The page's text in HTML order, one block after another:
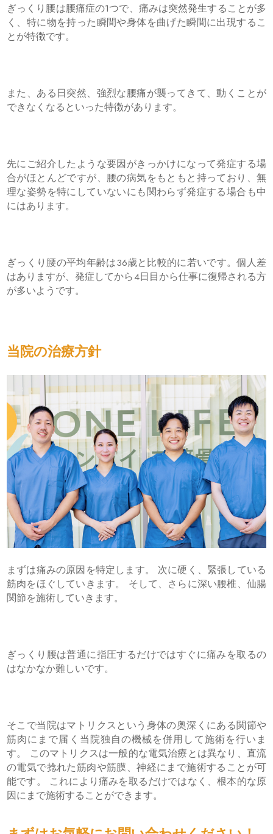
ぎっくり腰は腰痛症の1つで、痛みは突然発生することが多
く、特に物を持った瞬間や身体を曲げた瞬間に出現するこ
とが特徴です。
また、ある日突然、強烈な腰痛が襲ってきて、動くことが
できなくなるといった特徴があります。
先にご紹介したような要因がきっかけになって発症する場
合がほとんどですが、腰の病気をもともと持っており、無
理な姿勢を特にしていないにも関わらず発症する場合も中
にはあります。
ぎっくり腰の平均年齢は36歳と比較的に若いです。個人差
はありますが、発症してから4日目から仕事に復帰される方
が多いようです。
当院の治療方針
まずは痛みの原因を特定します。 次に硬く、緊張している
筋肉をほぐしていきます。 そして、さらに深い腰椎、仙腸
関節を施術していきます。
ぎっくり腰は普通に指圧するだけではすぐに痛みを取るの
はなかなか難しいです。
そこで当院はマトリクスという身体の奥深くにある関節や
筋肉にまで届く当院独自の機械を併用して施術を行いま
す。 このマトリクスは一般的な電気治療とは異なり、直流
の電気で捻れた筋肉や筋膜、神経にまで施術することが可
能です。 これにより痛みを取るだけではなく、根本的な原
因にまで施術することができます。